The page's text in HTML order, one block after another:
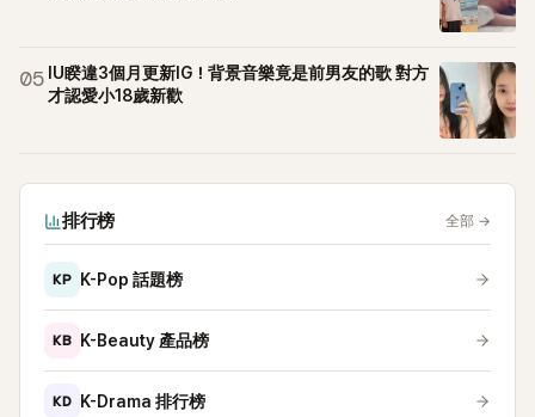
05 IU睽違3個月更新IG！背景音樂竟是前男友的歌 對方
才認愛小18歲新歡
排行榜 全部 →
KP K-Pop 話題榜
KB K-Beauty 產品榜
KD K-Drama 排行榜